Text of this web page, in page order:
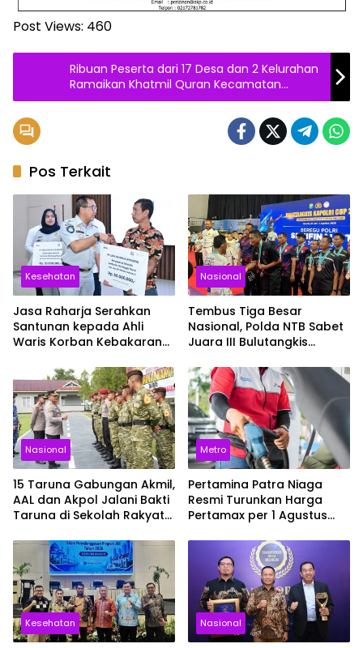
Post Views: 460
Ribuan Peserta dari 17 Desa dan 2 Kelurahan
Ramaikan Khatmil Quran Kecamatan
Mawasangka
Pos Terkait
Kesehatan
Jasa Raharja Serahkan
Santunan kepada Ahli
Waris Korban Kebakaran
Nasional
Tembus Tiga Besar
Nasional, Polda NTB Sabet
Juara III Bulutangkis
Nasional
15 Taruna Gabungan Akmil,
AAL dan Akpol Jalani Bakti
Taruna di Sekolah Rakyat
Metro
Pertamina Patra Niaga
Resmi Turunkan Harga
Pertamax per 1 Agustus
Sekarang
Kesehatan Nasional